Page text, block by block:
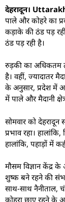
देहरादून।
पाले और कोहरे का
कड़ाके की ठंड पड़
ठंड पड़ रही है।
रुड़की का अधिकतम
है। वहीं, ज्यादातर
के अनुसार, प्रदेश में
में पाले और मैदानी
सोमवार को
प्रभाव रहा।
हालांकि, पहाड़ों में
मौसम विज्ञान केंद्र
शुष्क बने रहने की
साथ-साथ नैनीताल,
कोहरा छाए रहने के